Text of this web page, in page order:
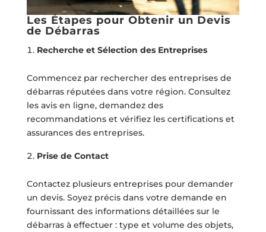
Les Étapes pour Obtenir un Devis
de Débarras
Recherche et Sélection des Entreprises
Commencez par rechercher des entreprises de
débarras réputées dans votre région. Consultez
les avis en ligne, demandez des
recommandations et vérifiez les certifications et
assurances des entreprises.
Prise de Contact
Contactez plusieurs entreprises pour demander
un devis. Soyez précis dans votre demande en
fournissant des informations détaillées sur le
débarras à effectuer : type et volume des objets,